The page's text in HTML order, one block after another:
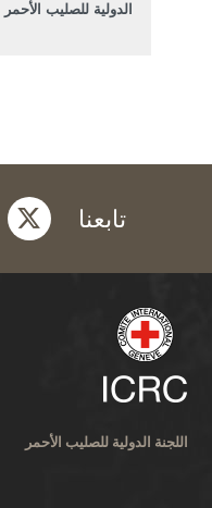
الدولية للصليب الأحمر
تابعنا twitter
اللجنة الدولية للصليب الأحمر